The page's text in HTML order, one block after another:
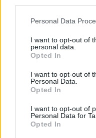
Personal Data
I want to opt-out of
personal data.
Opted In
I want to opt-out of
Personal Data.
Opted In
I want to opt-out of
Personal Data for
Opted In